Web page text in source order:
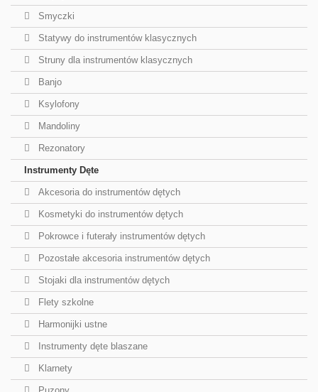
Smyczki
Statywy do instrumentów klasycznych
Struny dla instrumentów klasycznych
Banjo
Ksylofony
Mandoliny
Rezonatory
Instrumenty Dęte
Akcesoria do instrumentów dętych
Kosmetyki do instrumentów dętych
Pokrowce i futerały instrumentów dętych
Pozostałe akcesoria instrumentów dętych
Stojaki dla instrumentów dętych
Flety szkolne
Harmonijki ustne
Instrumenty dęte blaszane
Klarnety